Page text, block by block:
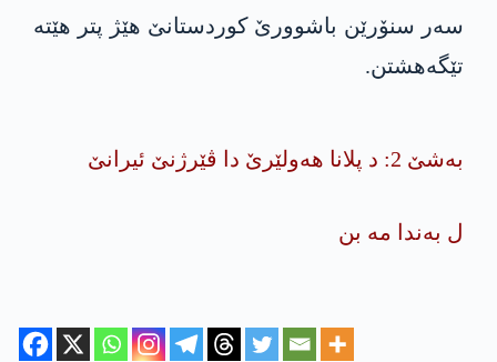
سەر سنۆرێن باشوورێ کوردستانێ هێژ پتر هێته‌
تێگه‌هشتن.
بەشێ 2: د پلانا هەولێرێ دا ڤێرژنێ ئیرانێ
ل به‌ندا مه‌ بن